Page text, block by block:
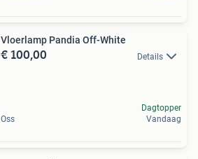
Vloerlamp Pandia Off-White
€ 100,00 Details
Oss
Dagtopper
Vandaag